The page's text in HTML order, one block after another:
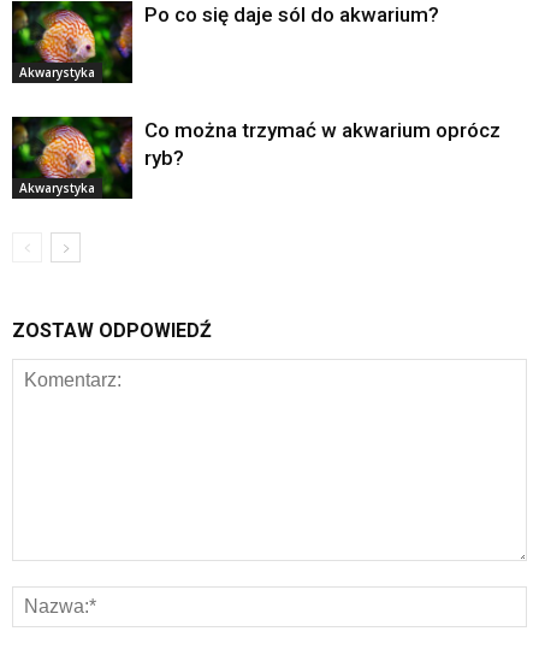
Akwarystyka
Po co się daje sól do akwarium?
Akwarystyka
Co można trzymać w akwarium oprócz
ryb?
ZOSTAW ODPOWIEDŹ